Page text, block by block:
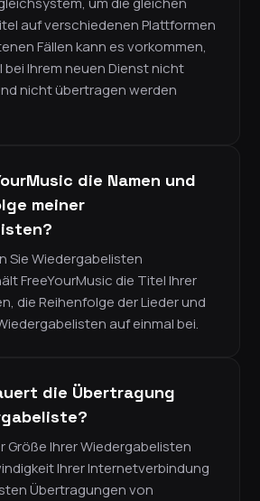
auf verschiedenen Plattformen
Fällen kann es vorkommen,
bei Ihrem neuen Dienst nicht
nicht übertragen werden
die Namen und
meiner
Sie Wiedergabelisten
FreeYourMusic die Titel Ihrer
die Reihenfolge der Lieder und
auf einmal bei.
die Übertragung
Größe Ihrer Wiedergabelisten
Ihrer Internetverbindung
Übertragungen von